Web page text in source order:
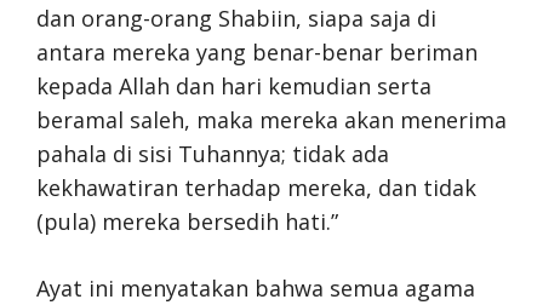
dan orang-orang Shabiin, siapa saja di
antara mereka yang benar-benar beriman
kepada Allah dan hari kemudian serta
beramal saleh, maka mereka akan menerima
pahala di sisi Tuhannya; tidak ada
kekhawatiran terhadap mereka, dan tidak
(pula) mereka bersedih hati.”
Ayat ini menyatakan bahwa semua agama